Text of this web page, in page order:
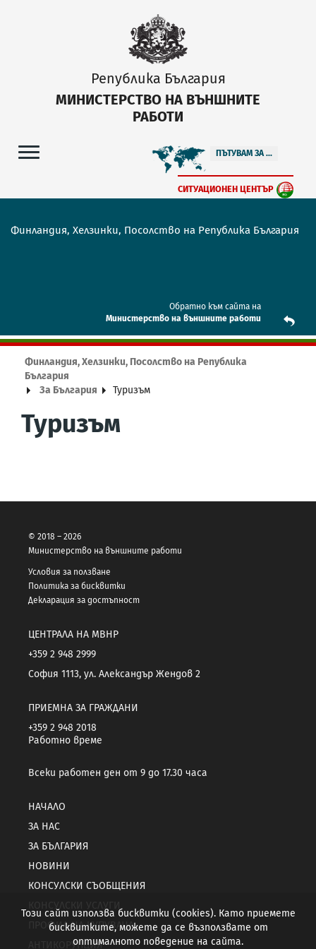
Република България
МИНИСТЕРСТВО НА ВЪНШНИТЕ
РАБОТИ
ПЪТУВАМ ЗА ...
СИТУАЦИОНЕН ЦЕНТЪР
Финландия, Хелзинки, Посолство на Република България
Обратно към сайта на
Mинистерство на външните работи
Финландия, Хелзинки, Посолство на Република
България
За България
Туризъм
Туризъм
© 2018 – 2026
Министерство на външните работи
Условия за ползване
Политика за бисквитки
Декларация за достъпност
ЦЕНТРАЛА НА МВНР
+359 2 948 2999
София 1113, ул. Александър Жендов 2
ПРИЕМНА ЗА ГРАЖДАНИ
+359 2 948 2018
Работно време
Всеки работен ден от 9 до 17.30 часа
НАЧАЛО
ЗА НАС
ЗА БЪЛГАРИЯ
НОВИНИ
КОНСУЛСКИ СЪОБЩЕНИЯ
ПРОФИЛ НА КУПУВАЧА
АНТИКОРУПЦИЯ
Този сайт използва бисквитки (cookies). Като приемете
бисквитките, можете да се възползвате от
оптималното поведение на сайта.